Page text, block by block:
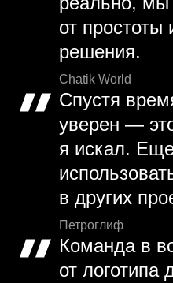
от простоты
решения.
Chatik World
Спустя
уверен —
я искал.
в других
Петроглиф
Команда в
от логотипа